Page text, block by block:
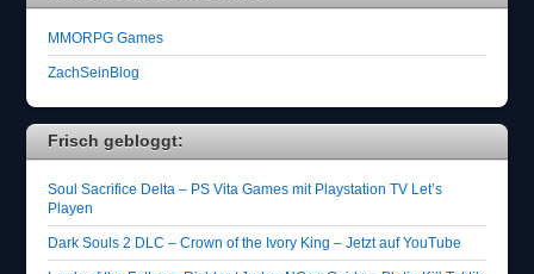
MMORPG Games
ZachSeinBlog
Frisch gebloggt:
Soul Sacrifice Delta – PS Vita Games mit Playstation TV Let’s
Playen
Dark Souls 2 DLC – Crown of the Ivory King – Jetzt auf YouTube